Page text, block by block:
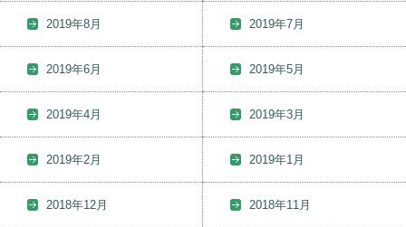
2019年8月 2019年7月
2019年6月 2019年5月
2019年4月 2019年3月
2019年2月 2019年1月
2018年12月 2018年11月